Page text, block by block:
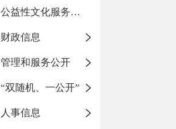
公益性文化服务活动
财政信息
管理和服务公开
“双随机、一公开”
人事信息